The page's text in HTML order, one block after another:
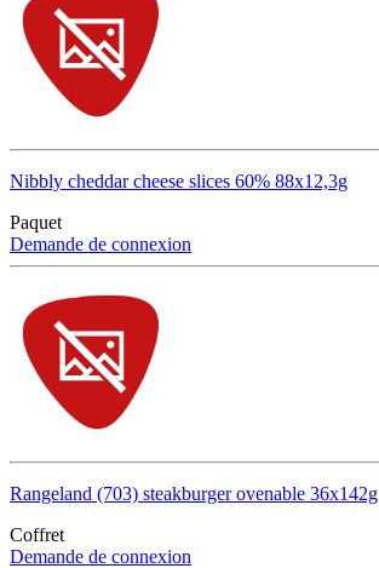
Nibbly cheddar cheese slices 60% 88x12,3g
Paquet
Demande de connexion
Rangeland (703) steakburger ovenable 36x142g
Coffret
Demande de connexion